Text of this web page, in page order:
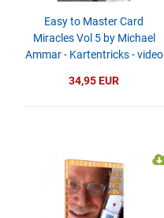
Easy to Master Card
Miracles Vol 5 by Michael
Ammar - Kartentricks - video
34,95 EUR